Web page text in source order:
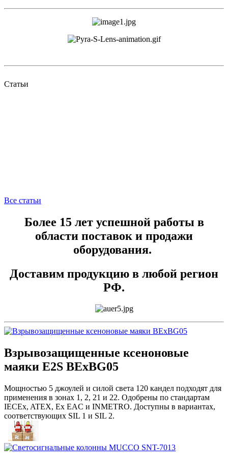
Статьи
Все статьи
Более 15 лет успешной работы в
области поставок и продажи
оборудования.
Доставим продукцию в любой регион
РФ.
Взрывозащищенные ксеноновые
маяки E2S BExBG05
Мощностью 5 джоулей и силой света 120 кандел подходят для
применения в зонах 1, 2, 21 и 22. Одобрены по стандартам
IECEx, ATEX, Ex EAC и INMETRO. Доступны в вариантах,
соответствующих SIL 1 и SIL 2.